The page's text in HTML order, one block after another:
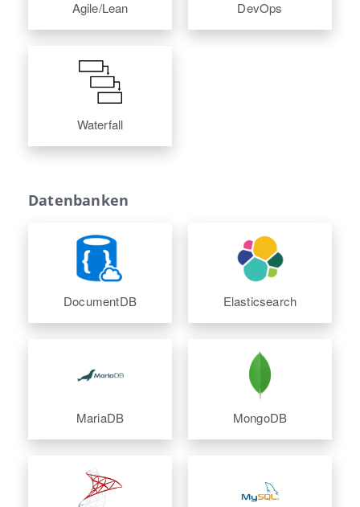
Agile/Lean DevOps
Waterfall
Datenbanken
DocumentDB Elasticsearch
MariaDB MongoDB